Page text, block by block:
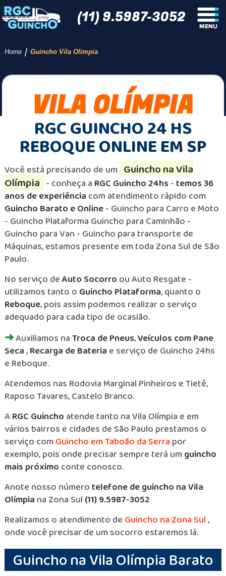
(11) 9.5987-3052
Home / Guincho Vila Olímpia
VILA OLÍMPIA
RGC GUINCHO 24 HS
REBOQUE ONLINE EM SP
Você está precisando de um Guincho na Vila
Olímpia - conheça a RGC Guincho 24hs - temos 36
anos de experiência com atendimento rápido com
Guincho Barato e Online- Guincho para Carro e Moto
- Guincho Plataforma Guincho para Caminhão -
Guincho para Van - Guincho para transporte de
Máquinas, estamos presente em toda Zona Sul de São
Paulo.
No serviço deAuto Socorro ou Auto Resgate -
utilizamos tanto o Guincho Plataforma, quanto o
Reboque, pois assim podemos realizar o serviço
adequado para cada tipo de ocasião.
➜Auxiliamos naTroca de Pneus,Veículos com Pane
Seca,Recarga de Bateria e serviço de Guincho 24hs
e Reboque.
Atendemos nas Rodovia Marginal Pinheiros e Tietê,
Raposo Tavares, Castelo Branco.
ARGC Guincho atende tanto na Vila Olímpia e em
vários bairros e cidades de São Paulo prestamos o
serviço comGuincho em Taboão da Serra por
exemplo, pois onde precisar sempre terá umguincho
mais próximo conte conosco.
Anote nosso número telefone de guincho na Vila
Olímpia na Zona Sul (11) 9.5987-3052
Realizamos o atendimento de Guincho na Zona Sul,
onde você precisar de um socorro estaremos lá.
Guincho na Vila Olímpia Barato